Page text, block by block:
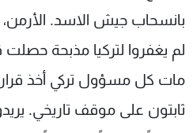
بانسحاب جيش الاسد.
لم يغفروا لتركيا مذبحة
مات كل مسؤول تركي أخذ قرار
ثابتون على موقف تاريخي.